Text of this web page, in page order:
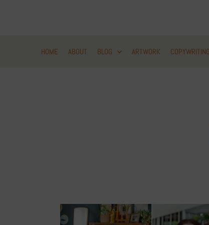
HOME ABOUT BLOG ARTWORK COPYWRITING